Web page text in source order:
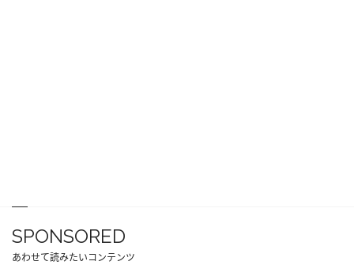
SPONSORED
あわせて読みたいコンテンツ